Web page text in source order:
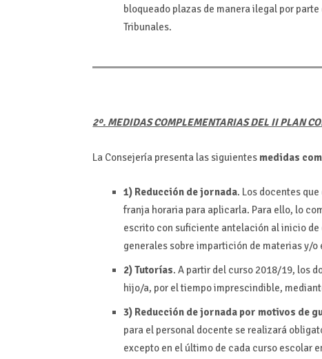
bloqueado plazas de manera ilegal por
Tribunales.
2º. MEDIDAS COMPLEMENTARIAS DEL II PLAN
La Consejería presenta las siguientes medidas
1) Reducción de jornada. Los docentes
franja horaria para aplicarla. Para ello, lo
escrito con suficiente antelación al inicio
generales sobre impartición de materias y/o
2) Tutorías. A partir del curso 2018/19, los
hijo/a, por el tiempo imprescindible,
3) Reducción de jornada por motivos de
para el personal docente se realizará
excepto en el último de cada curso escolar